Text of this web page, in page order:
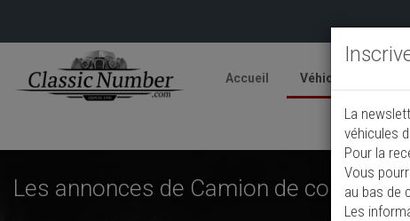
Accueil Véhicules
Les annonces de Camion de collection
La
véhicules
Pour la
Vous
au bas de
Les